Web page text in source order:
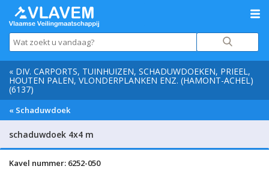
« DIV. CARPORTS, TUINHUIZEN, SCHADUWDOEKEN, PRIEEL,
HOUTEN PALEN, VLONDERPLANKEN ENZ. (HAMONT-ACHEL)
(6137)
« Schaduwdoek
schaduwdoek 4x4 m
Kavel nummer: 6252-050